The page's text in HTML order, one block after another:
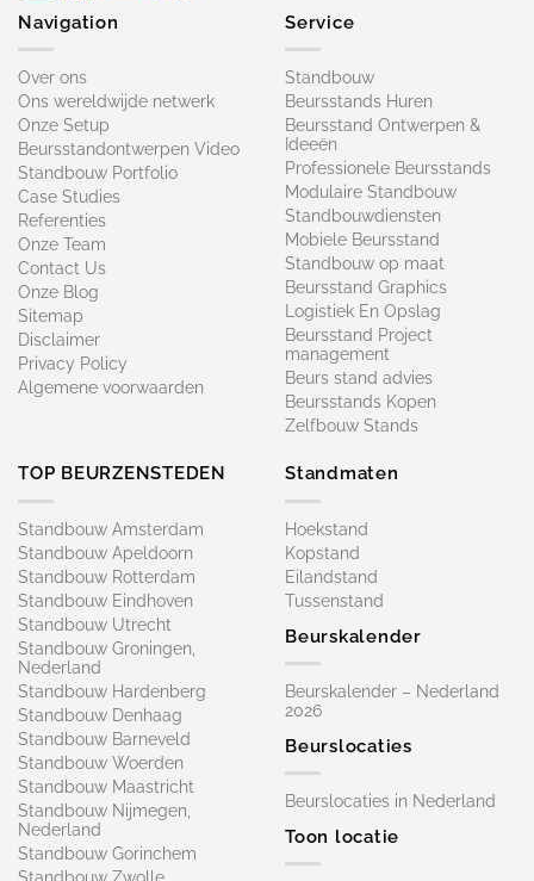
Navigation
Over ons
Ons wereldwijde netwerk
Onze Setup
Beursstandontwerpen Video
Standbouw Portfolio
Case Studies
Referenties
Onze Team
Contact Us
Onze Blog
Sitemap
Disclaimer
Privacy Policy
Algemene voorwaarden
Service
Standbouw
Beursstands Huren
Beursstand Ontwerpen &
Ideeën
Professionele Beursstands
Modulaire Standbouw
Standbouwdiensten
Mobiele Beursstand
Standbouw op maat​
Beursstand Graphics
Logistiek En Opslag
Beursstand Project
management
Beurs stand advies
Beursstands Kopen
Zelfbouw Stands
TOP BEURZENSTEDEN
Standbouw Amsterdam
Standbouw Apeldoorn
Standbouw Rotterdam
Standbouw Eindhoven
Standbouw Utrecht
Standbouw Groningen,
Nederland
Standbouw Hardenberg
Standbouw Denhaag
Standbouw Barneveld
Standbouw Woerden
Standbouw Maastricht
Standbouw Nijmegen,
Nederland
Standbouw Gorinchem
Standbouw Zwolle
Standmaten
Hoekstand
Kopstand
Eilandstand
Tussenstand
Beurskalender
Beurskalender – Nederland
2026
Beurslocaties
Beurslocaties in Nederland
Toon locatie